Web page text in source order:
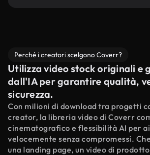
Perché i creatori scelgono Coverr?
Utilizza video stock originali e
dall'IA per garantire qualità,
sicurezza.
Con milioni di download tra progetti
creator, la libreria video di Coverr
cinematografico e flessibilità AI per
velocemente senza compromessi.
una landing page, un video di